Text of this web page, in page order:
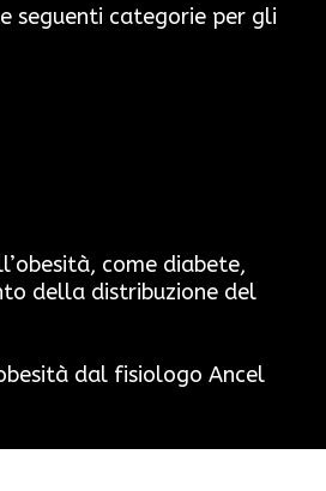
seguenti categorie per gli
come diabete,
della distribuzione del
dal fisiologo Ancel